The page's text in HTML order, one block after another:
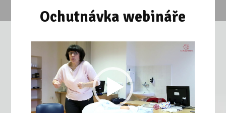
Ochutnávka webináře
přehrávač